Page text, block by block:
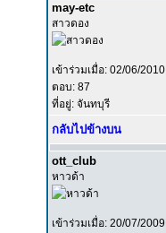
may-etc
สาวดอง
เข้าร่วมเมื่อ: 02/06/2010
ตอบ: 87
ที่อยู่: จันทบุรี
กลับไปข้างบน
ott_club
หาวด้า
เข้าร่วมเมื่อ: 20/07/2009